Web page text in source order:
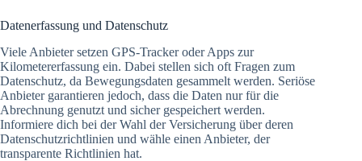
Datenerfassung und Datenschutz
Viele Anbieter setzen GPS-Tracker oder Apps zur
Kilometererfassung ein. Dabei stellen sich oft Fragen zum
Datenschutz, da Bewegungsdaten gesammelt werden. Seriöse
Anbieter garantieren jedoch, dass die Daten nur für die
Abrechnung genutzt und sicher gespeichert werden.
Informiere dich bei der Wahl der Versicherung über deren
Datenschutzrichtlinien und wähle einen Anbieter, der
transparente Richtlinien hat.